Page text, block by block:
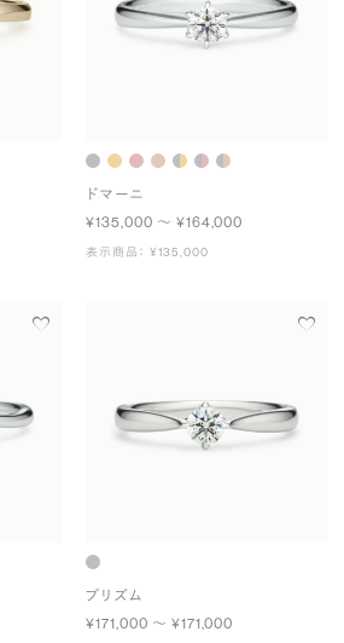
ドマーニ
¥135,000 〜 ¥164,000
表示商品： ¥135,000
プリズム
¥171,000 〜 ¥171,000